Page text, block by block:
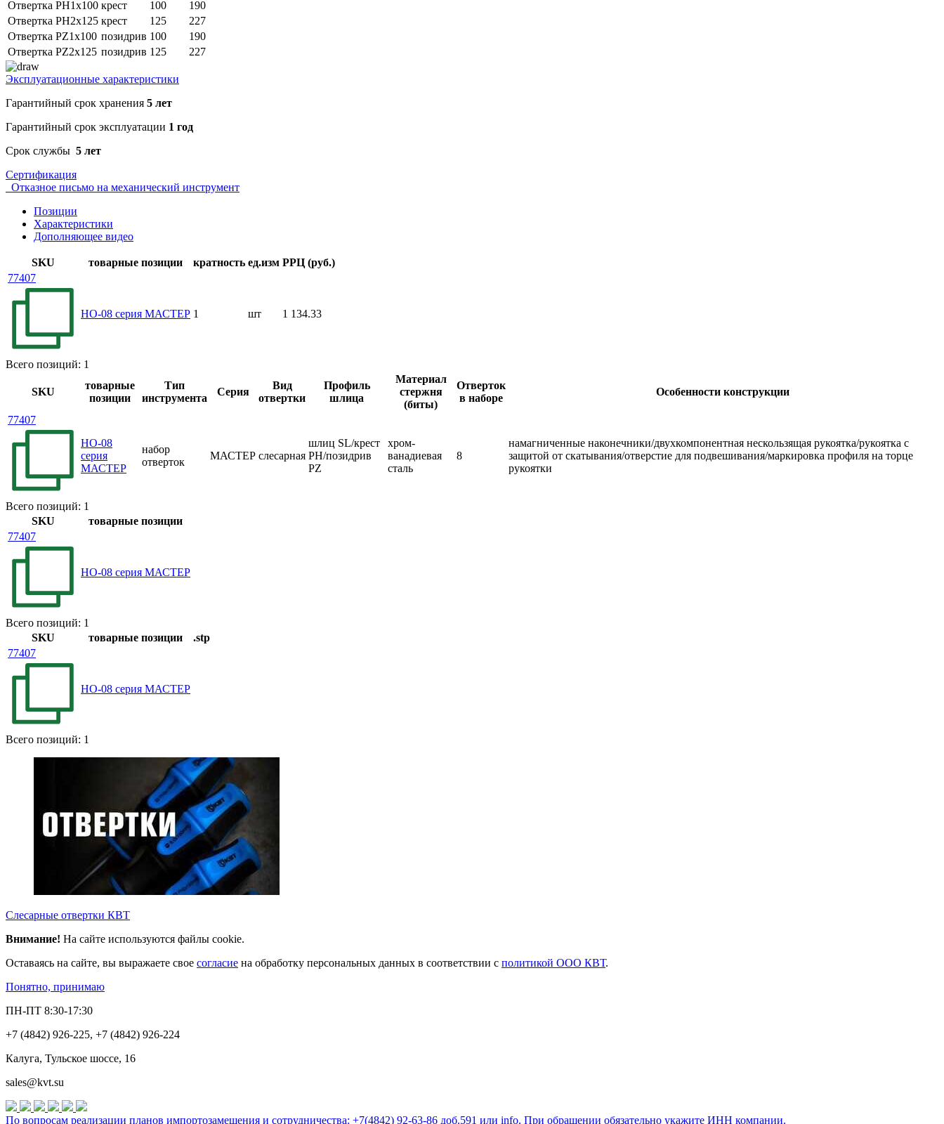
Отвертка PH1х100 крест 100
190
Отвертка PH2х125 крест 125
227
Отвертка PZ1х100 позидрив 100
190
Отвертка PZ2х125 позидрив 125 227
Эксплуатационные характеристики
Гарантийный срок хранения 5 лет
Гарантийный срок эксплуатации 1 год
Срок службы 5 лет
Сертификация
Отказное письмо на механический инструмент
Позиции
Характеристики
Дополняющее видео
SKU товарные позиции кратность ед.изм РРЦ (руб.)
77407
НО-08 серия МАСТЕР 1 шт 1 134.33
Всего позиций: 1
SKU
товарные
позиции
Тип
инструмента
Серия
Вид
отвертки
Профиль
шлица
Материал
стержня
(биты)
Отверток
в наборе
Особенности конструкции
77407
НО-08
серия
МАСТЕР
набор
отверток
МАСТЕР слесарная
шлиц SL/крест
PH/позидрив
PZ
хром-
ванадиевая
сталь
8
намагниченные наконечники/двухкомпонентная нескользящая рукоятка/рукоятка с
защитой от скатывания/отверстие для подвешивания/маркировка профиля на торце
рукоятки
Всего позиций: 1
SKU
товарные позиции
77407
НО-08 серия МАСТЕР
Всего позиций: 1
SKU
товарные позиции
.stp
77407
НО-08 серия МАСТЕР
Всего позиций: 1
Слесарные отвертки КВТ
Внимание! На сайте используются файлы cookie.
Оставаясь на сайте, вы выражаете свое согласие на обработку персональных данных в соответствии с политикой ООО КВТ.
Понятно, принимаю
ПН-ПТ 8:30-17:30
+7 (4842) 926-225, +7 (4842) 926-224
Калуга, Тульское шоссе, 16
sales@kvt.su
По вопросам реализации планов импортозамещения и сотрудничества: +7(4842) 92-63-86 доб.591 или info. При обращении обязательно укажите ИНН компании.